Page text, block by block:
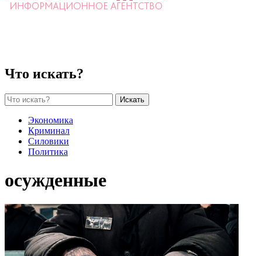
Что искать?
Искать
Экономика
Криминал
Силовики
Политика
осужденные